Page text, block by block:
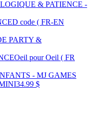
D code ( FR-EN
Oeil pour Oeil ( FR
34.99 $